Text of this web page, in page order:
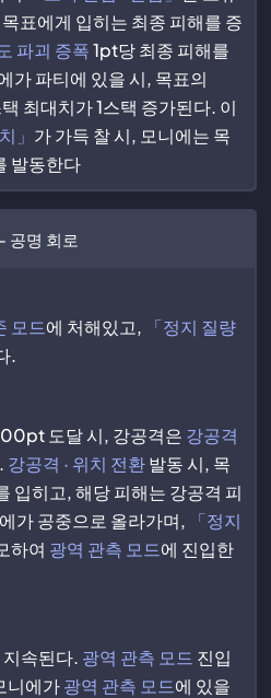
표에게 입히는 최종 피해를 증
파괴 증폭1pt당 최종 피해를
가 파티에 있을 시, 목표의
최대치가 1스택 증가된다. 이
」 가 가득 찰 시, 모니에는 목
발동한다
공명 회로
모드에 처해있고,
「정지 질량
.
도달 시, 강공격은 강공격
강공격 · 위치 전환발동 시, 목
입히고, 해당 피해는 강공격 피
가 공중으로 올라가며,
「정지
하여 광역 관측 모드에 진입한
속된다. 광역 관측 모드 진입
니에가광역 관측 모드에 있을